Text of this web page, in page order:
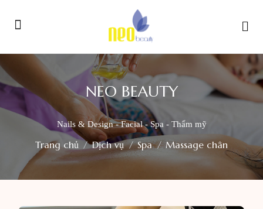
NEO BEAUTY
Nails & Design - Facial - Spa - Thẩm mỹ
Trang chủ Dịch vụ Spa Massage chân